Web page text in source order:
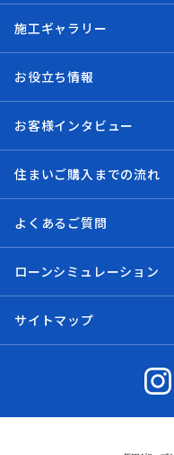
施工ギャラリー
お役立ち情報
お客様インタビュー
住まいご購入までの流れ
よくあるご質問
ローンシミュレーション
サイトマップ